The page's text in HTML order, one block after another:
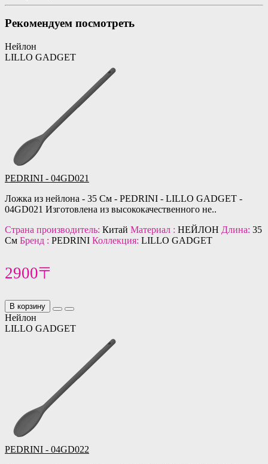
Рекомендуем посмотреть
Нейлон
LILLO GADGET
PEDRINI - 04GD021
Ложка из нейлона - 35 См - PEDRINI - LILLO GADGET -
04GD021 Изготовлена из высококачественного не..
Страна производитель: Китай Материал : НЕЙЛОН Длина: 35
См Бренд : PEDRINI Коллекция: LILLO GADGET
2900〒
В корзину
Нейлон
LILLO GADGET
PEDRINI - 04GD022